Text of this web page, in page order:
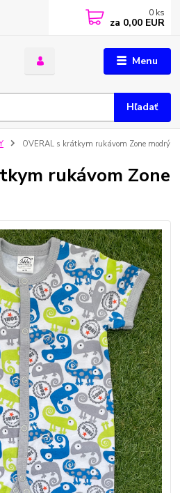
Menu
Hľadať
0 ks
za 0,00 EUR
OVERAL s krátkym rukávom Zone modrý
rukávom Zone